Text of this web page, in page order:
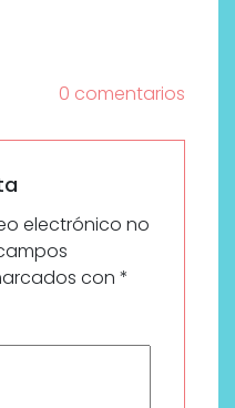
0 comentarios
electrónico no
con *